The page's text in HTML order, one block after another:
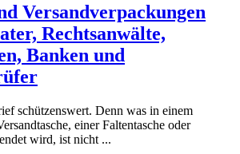
Versandverpackungen
Rechtsanwälte,
Banken und
schützenswert. Denn was in einem
einer Faltentasche oder
wird, ist nicht ...